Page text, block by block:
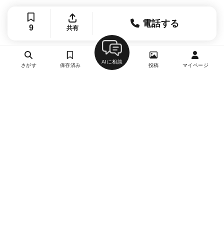
9 共有 電話する
さがす 保存済み
AIに相談
投稿 マイページ